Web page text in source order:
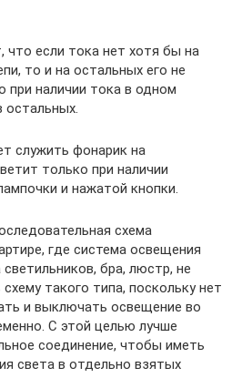
что если тока нет хотя бы на
то и на остальных его не
при наличии тока в одном
остальных.
служить фонарик на
только при наличии
и нажатой кнопки.
схема
где система освещения
бра, люстр, не
такого типа, поскольку нет
и выключать освещение во
С этой целью лучше
соединение, чтобы иметь
света в отдельно взятых